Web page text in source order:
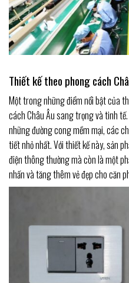
Thiết kế theo phong cách
Một trong những điểm nổi bật của
cách Châu Âu sang trọng và tinh
những đường cong mềm mại, các
tiết nhỏ nhất. Với thiết kế này, sản
điện thông thường mà còn là một
nhấn và tăng thêm vẻ đẹp cho căn